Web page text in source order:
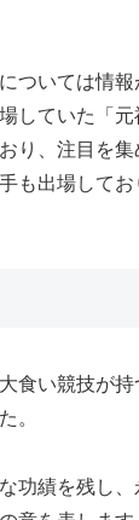
ついては情
していた「
り、注目を集
も出場して
食い競技が
。
功績を残し